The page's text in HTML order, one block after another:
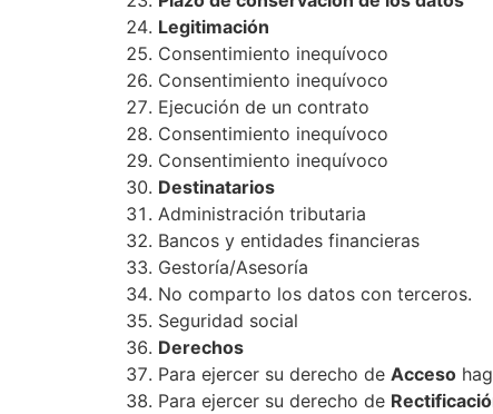
Legitimación
Consentimiento inequívoco
Consentimiento inequívoco
Ejecución de un contrato
Consentimiento inequívoco
Consentimiento inequívoco
Destinatarios
Administración tributaria
Bancos y entidades financieras
Gestoría/Asesoría
No comparto los datos con terceros.
Seguridad social
Derechos
Para ejercer su derecho de Acceso
Para ejercer su derecho de